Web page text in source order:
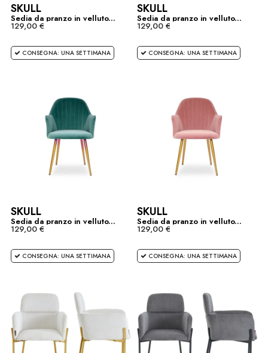
SKULL
Sedia da pranzo in velluto...
129,00 €
CONSEGNA: UNA SETTIMANA
SKULL
Sedia da pranzo in velluto...
129,00 €
CONSEGNA: UNA SETTIMANA
SKULL
Sedia da pranzo in velluto...
129,00 €
CONSEGNA: UNA SETTIMANA
SKULL
Sedia da pranzo in velluto...
129,00 €
CONSEGNA: UNA SETTIMANA